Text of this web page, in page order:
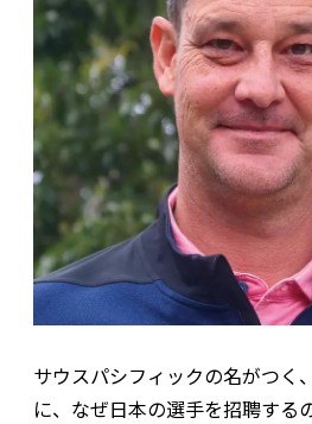
サウスパシフィックの名がつく
に、なぜ日本の選手を招聘する